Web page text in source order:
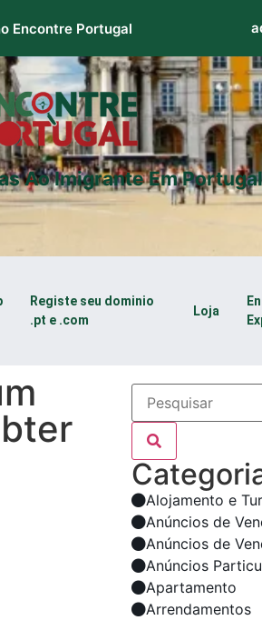
Encontre Portugal
Ao Imigrante Em
Registe seu dominio
.pt e .com
Loja
Alojamento e
Anúncios de
Anúncios de
Anúncios
Apartamento
Arrendamentos